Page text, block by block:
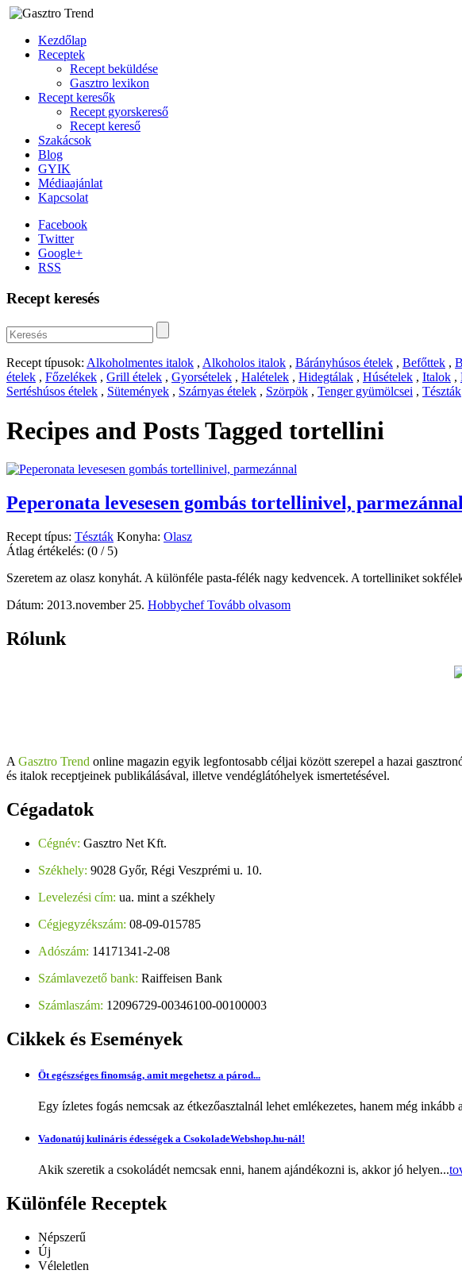
Kezdőlap
Receptek
Recept beküldése
Gasztro lexikon
Recept keresők
Recept gyorskereső
Recept kereső
Szakácsok
Blog
GYIK
Médiaajánlat
Kapcsolat
Facebook
Twitter
Google+
RSS
Recept keresés
Recept típusok: Alkoholmentes italok , Alkoholos italok , Bárányhúsos ételek , Befőttek ,
ételek , Főzelékek , Grill ételek , Gyorsételek , Halételek , Hidegtálak , Húsételek , Italok ,
Sertéshúsos ételek , Sütemények , Szárnyas ételek , Szörpök , Tenger gyümölcsei , Tészták
Recipes and Posts Tagged tortellini
Peperonata levesesen gombás tortellinivel,
Recept típus: Tészták Konyha: Olasz
Átlag értékelés: (0 / 5)
Szeretem az olasz konyhát. A különféle pasta-félék nagy kedvencek. A tortelliniket
Dátum: 2013.november 25. HobbychefTovább olvasom
Rólunk
A Gasztro Trend online magazin egyik legfontosabb céljai között szerepel a hazai
és italok receptjeinek publikálásával, illetve vendéglátóhelyek ismertetésével.
Cégadatok
Cégnév: Gasztro Net Kft.
Székhely: 9028 Győr, Régi Veszprémi u. 10.
Levelezési cím: ua. mint a székhely
Cégjegyzékszám: 08-09-015785
Adószám: 14171341-2-08
Számlavezető bank: Raiffeisen Bank
Számlaszám: 12096729-00346100-00100003
Cikkek és Események
Öt egészséges finomság, amit megehetsz a párod...
Egy ízletes fogás nemcsak az étkezőasztalnál lehet emlékezetes, hanem még inkább
Vadonatúj kulináris édességek a CsokoladeWebshop.hu-nál!
Akik szeretik a csokoládét nemcsak enni, hanem ajándékozni is, akkor jó helyen...
Különféle Receptek
Népszerű
Új
Véleletlen